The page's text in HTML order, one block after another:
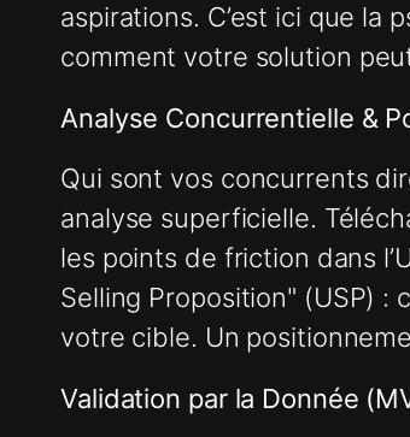
aspirations. C’est ici que
comment votre solution
Analyse Concurrentielle &
Qui sont vos concurrents
analyse superficielle.
les points de friction dans
Selling Proposition" (USP)
votre cible. Un
Validation par la Donnée